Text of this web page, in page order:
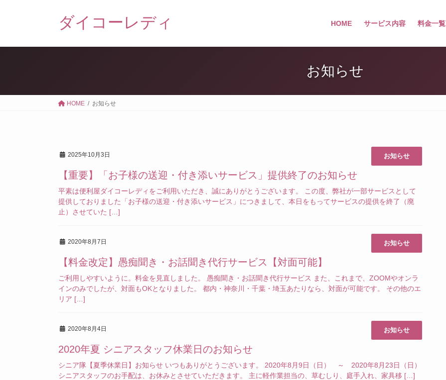
ダイコーレディ HOME サービス内容 料金一覧
お知らせ
HOME お知らせ
2025年10月3日 お知らせ
【重要】「お子様の送迎・付き添いサービス」提供終了のお知らせ
平素は便利屋ダイコーレディをご利用いただき、誠にありがとうございます。 この度、弊社が一部サービスとして
提供しておりました「お子様の送迎・付き添いサービス」につきまして、本日をもってサービスの提供を終了（廃
止）させていた […]
2020年8月7日 お知らせ
【料金改定】愚痴聞き・お話聞き代行サービス【対面可能】
ご利用しやすいように。料金を見直しました。 愚痴聞き・お話聞き代行サービス また、これまで、ZOOMやオンラ
インのみでしたが、対面もOKとなりました。 都内・神奈川・千葉・埼玉あたりなら、対面が可能です。 その他のエ
リア […]
2020年8月4日 お知らせ
2020年夏 シニアスタッフ休業日のお知らせ
シニア隊【夏季休業日】お知らせ いつもありがとうございます。 2020年8月9日（日） ～ 2020年8月23日（日）
シニアスタッフのお手配は、お休みとさせていただきます。 主に軽作業担当の、草むしり、庭手入れ、家具移 […]